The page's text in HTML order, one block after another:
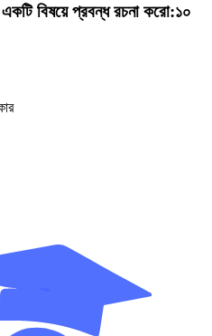
বিষয়ে প্রবন্ধ রচনা করাে:১০